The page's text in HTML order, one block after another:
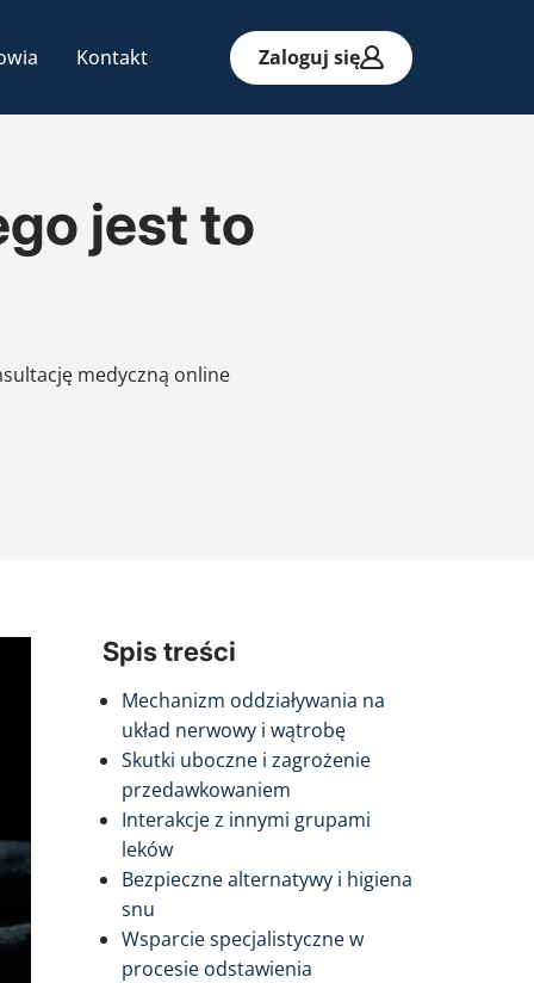
Kontakt Zaloguj się
jest to
medyczną online
Spis treści
Mechanizm oddziaływania na
układ nerwowy i wątrobę
Skutki uboczne i zagrożenie
przedawkowaniem
Interakcje z innymi grupami
leków
Bezpieczne alternatywy i higiena
snu
Wsparcie specjalistyczne w
procesie odstawienia